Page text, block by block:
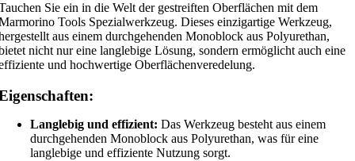
Sie ein in die Welt der gestreiften Oberflächen mit dem
Tools Spezialwerkzeug. Dieses einzigartige Werkzeug,
aus einem durchgehenden Monoblock aus Polyurethan,
nicht nur eine langlebige Lösung, sondern ermöglicht auch eine
und hochwertige Oberflächenveredelung.
Langlebig und effizient: Das Werkzeug besteht aus einem
durchgehenden Monoblock aus Polyurethan, was für eine
langlebige und effiziente Nutzung sorgt.